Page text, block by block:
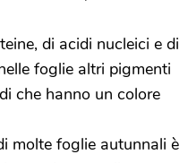
di acidi nucleici e di
foglie altri pigmenti
che hanno un colore
molte foglie autunnali è